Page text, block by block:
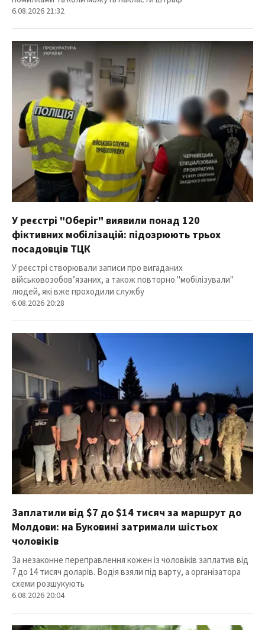
6.08.2026 21:32
У реєстрі "Оберіг" виявили понад 120
фіктивних мобілізацій: підозрюють трьох
посадовців ТЦК
У реєстрі створювали записи про вигаданих
військовозобов’язаних, а також повторно "мобілізували"
людей, які вже проходили службу
6.08.2026 20:28
Заплатили від $7 до $14 тисяч за маршрут до
Молдови: на Буковині затримали шістьох
чоловіків
За незаконне переправлення кожен із чоловіків заплатив від
7 до 14 тисяч доларів. Водія взяли під варту, а організатора
схеми розшукують
6.08.2026 20:04